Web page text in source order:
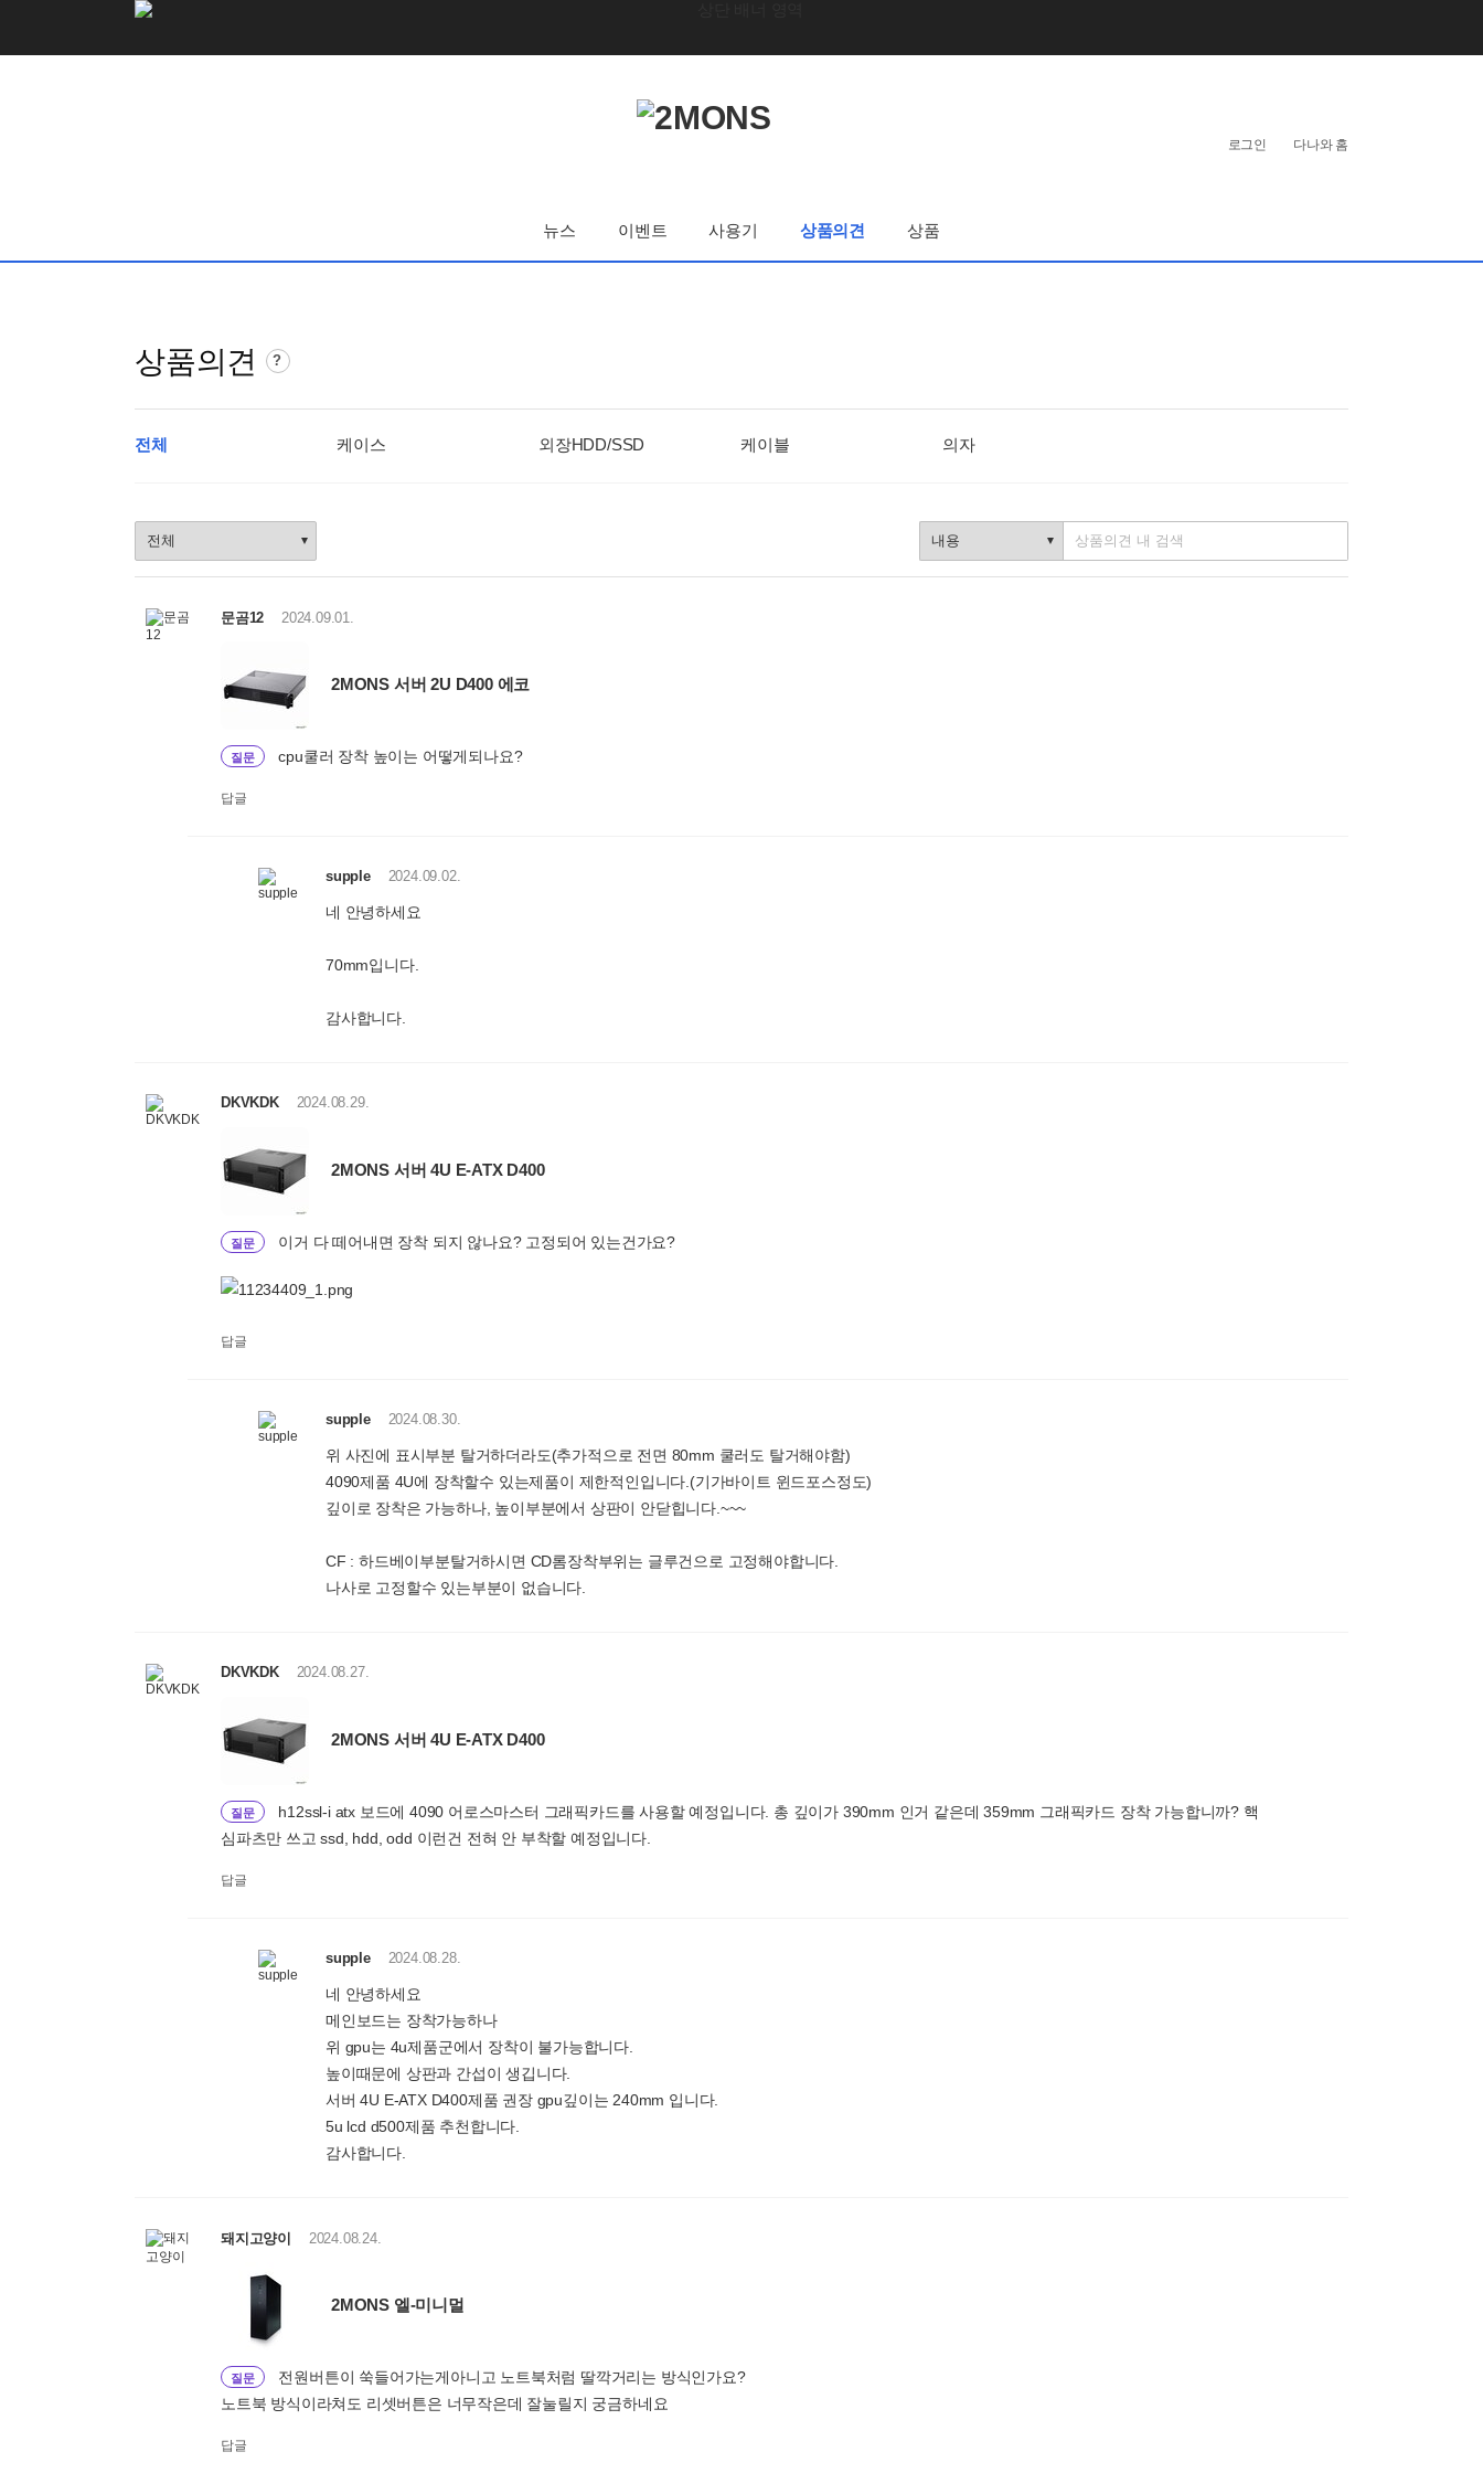
로그인 다나와 홈
뉴스 이벤트 사용기 상품의견 상품
상품의견
상
?
전체 케이스 외장HDD/SSD 케이블 의자
품
선
택
문곰12 2024.09.01.
2MONS 서버 2U D400 에코
질문 cpu쿨러 장착 높이는 어떻게되나요?
답글
supple 2024.09.02.
네 안녕하세요
70mm입니다.
감사합니다.
DKVKDK 2024.08.29.
2MONS 서버 4U E-ATX D400
질문 이거 다 떼어내면 장착 되지 않나요? 고정되어 있는건가요?
답글
supple 2024.08.30.
위 사진에 표시부분 탈거하더라도(추가적으로 전면 80mm 쿨러도 탈거해야함)
4090제품 4U에 장착할수 있는제품이 제한적인입니다.(기가바이트 윈드포스정도)
깊이로 장착은 가능하나, 높이부분에서 상판이 안닫힙니다.~~~
CF : 하드베이부분탈거하시면 CD롬장착부위는 글루건으로 고정해야합니다.
나사로 고정할수 있는부분이 없습니다.
DKVKDK 2024.08.27.
2MONS 서버 4U E-ATX D400
질문
h12ssl-i atx 보드에 4090 어로스마스터 그래픽카드를 사용할 예정입니다. 총 깊이가 390mm 인거 같은데 359mm 그래픽카드 장착 가능합니까? 핵
심파츠만 쓰고 ssd, hdd, odd 이런건 전혀 안 부착할 예정입니다.
답글
supple 2024.08.28.
네 안녕하세요
메인보드는 장착가능하나
위 gpu는 4u제품군에서 장착이 불가능합니다.
높이때문에 상판과 간섭이 생깁니다.
서버 4U E-ATX D400제품 권장 gpu깊이는 240mm 입니다.
5u lcd d500제품 추천합니다.
감사합니다.
돼지고양이 2024.08.24.
2MONS 엘-미니멀
질문
전원버튼이 쑥들어가는게아니고 노트북처럼 딸깍거리는 방식인가요?
노트북 방식이라쳐도 리셋버튼은 너무작은데 잘눌릴지 궁금하네요
답글